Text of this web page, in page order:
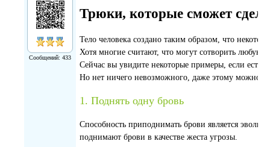
Сообщений: 433
Трюки, которые сможет
Тело человека создано таким образом, что
Хотя многие считают, что могут сотворить любую
Сейчас вы увидите некоторые примеры, если есть
Но нет ничего невозможного, даже этому можно
1. Поднять одну бровь
Способность приподнимать брови является
поднимают брови в качестве жеста угрозы.